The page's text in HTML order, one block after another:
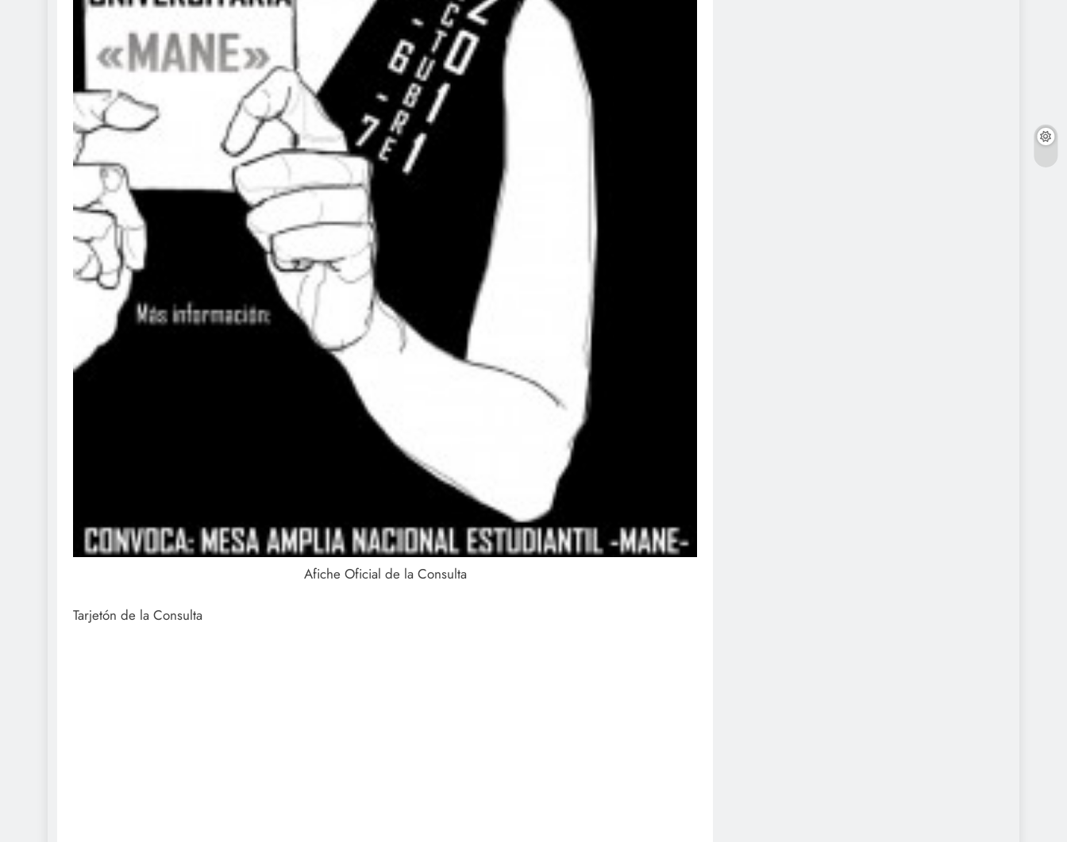
Afiche Oficial de la Consulta
Tarjetón de la Consulta